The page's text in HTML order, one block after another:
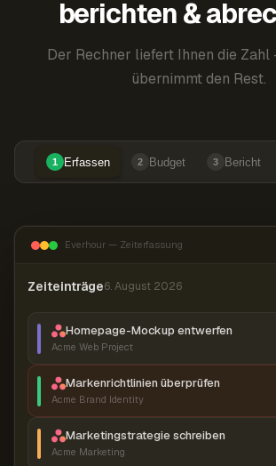
berichten &
Der Rechner liefert Ihnen die
übernimmt den Rest.
1 Erfassen 2 Budget 3 Bericht
Everhour — Zeiterfassung
Zeiteinträge6. August 2026
Homepage-Mockup entwerfen
Acme Web Project
Markenrichtlinien überprüfen
Acme Brand Identity
Marketingstrategie schreiben
Acme Marketing